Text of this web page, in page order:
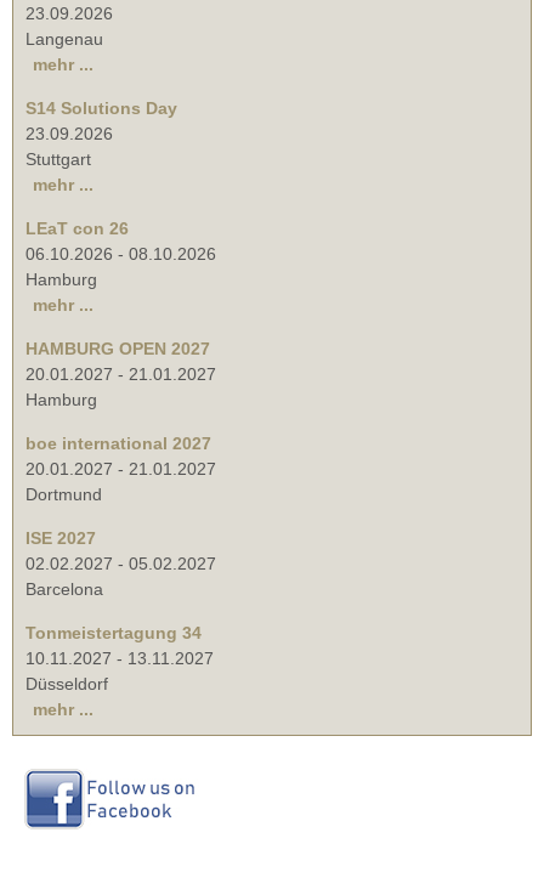
23.09.2026
Langenau
mehr ...
S14 Solutions Day
23.09.2026
Stuttgart
mehr ...
LEaT con 26
06.10.2026 - 08.10.2026
Hamburg
mehr ...
HAMBURG OPEN 2027
20.01.2027 - 21.01.2027
Hamburg
boe international 2027
20.01.2027 - 21.01.2027
Dortmund
ISE 2027
02.02.2027 - 05.02.2027
Barcelona
Tonmeistertagung 34
10.11.2027 - 13.11.2027
Düsseldorf
mehr ...